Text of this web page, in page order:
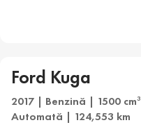
Ford Kuga
2017 | Benzină | 1500 cm3
Automată | 124,553 km